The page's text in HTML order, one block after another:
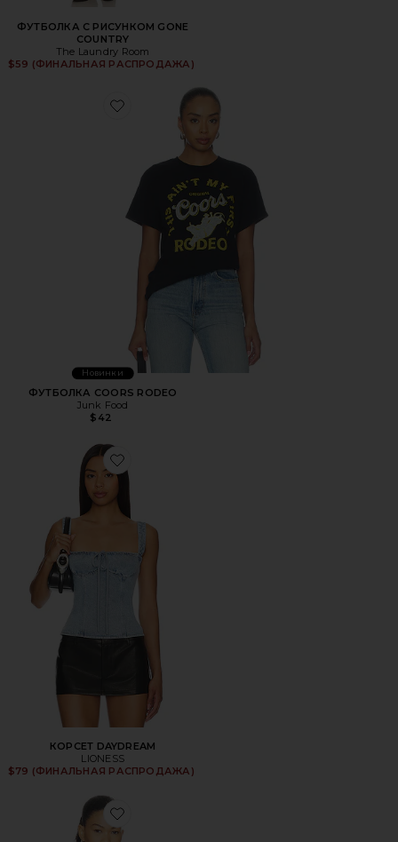
ФУТБОЛКА С РИСУНКОМ GONE
COUNTRY
The Laundry Room
$59 (ФИНАЛЬНАЯ РАСПРОДАЖА)
Favorite ФУТБОЛКА COORS RODEO
Новинки
ФУТБОЛКА COORS RODEO
Junk Food
$42
Favorite КОРСЕТ DAYDREAM
КОРСЕТ DAYDREAM
LIONESS
$79 (ФИНАЛЬНАЯ РАСПРОДАЖА)
Favorite МАЙКА LIGHT BEER AND COUNTRY MUSIC